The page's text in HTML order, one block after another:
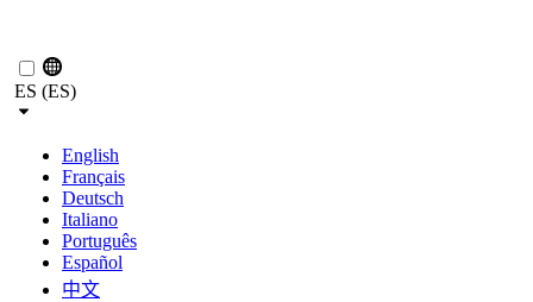
ES (ES)
English
Français
Deutsch
Italiano
Português
Español
中文